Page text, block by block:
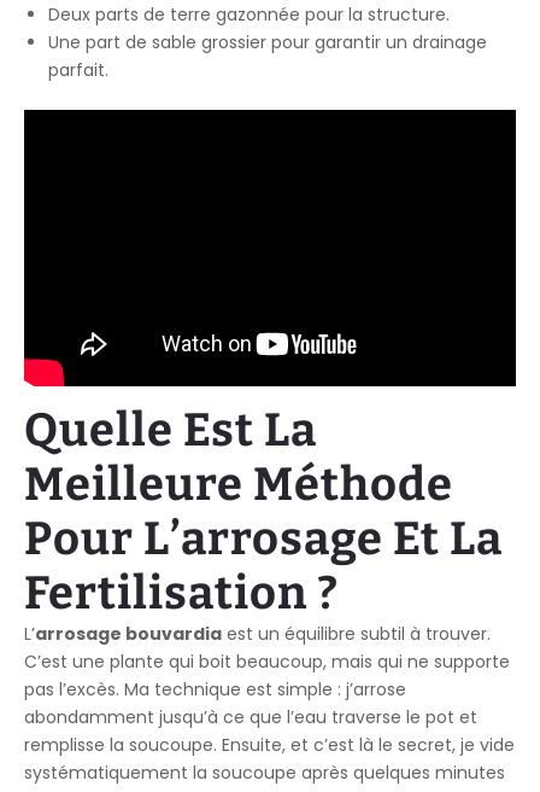
Deux parts de terre gazonnée pour la structure.
Une part de sable grossier pour garantir un drainage
parfait.
Quelle Est La
Meilleure Méthode
Pour L’arrosage Et La
Fertilisation ?
L’arrosage bouvardia est un équilibre subtil à trouver.
C’est une plante qui boit beaucoup, mais qui ne supporte
pas l’excès. Ma technique est simple : j’arrose
abondamment jusqu’à ce que l’eau traverse le pot et
remplisse la soucoupe. Ensuite, et c’est là le secret, je vide
systématiquement la soucoupe après quelques minutes